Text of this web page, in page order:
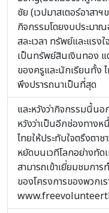
ชัย (เวปมาสเตอร์อาสา
กิจกรรมโดยงบประมา
สละเวลา ทรัพย์และแร
เป็นทรัพย์สินเงินทอง แ
ของครูและนักเรียนทั้ง
พึงปรารถนาเป็นที่สุด
และหวังว่ากิจกรรมนี้นอ
หวังว่าเป็นอีกช่องทาง
ไทยให้ประทับใจตรึงตาช
หยัดบนเวทีโลกอย่างทัด
สามารถเข้าเยี่ยมชมกา
ของโครงการของพวกเร